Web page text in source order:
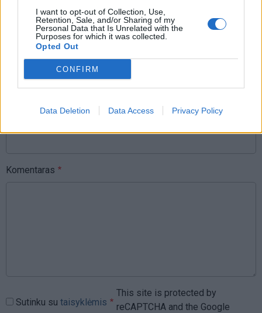
I want to opt-out of Collection, Use,
Retention, Sale, and/or Sharing of my
Personal Data that Is Unrelated with the
Purposes for which it was collected.
Opted Out
CONFIRM
Data Deletion Data Access Privacy Policy
Komentarai
Rašyti komentarą
Jūsų vardas
Komentaras
Sutinku su taisyklėmis
This site is protected by
reCAPTCHA and the Google